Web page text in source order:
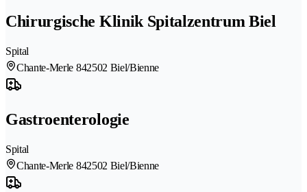
Chirurgische Klinik Spitalzentrum Biel
Spital
Chante-Merle 842502 Biel/Bienne
Gastroenterologie
Spital
Chante-Merle 842502 Biel/Bienne